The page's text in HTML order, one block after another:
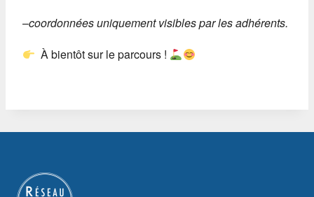
–coordonnées uniquement visibles par les adhérents.
À bientôt sur le parcours !